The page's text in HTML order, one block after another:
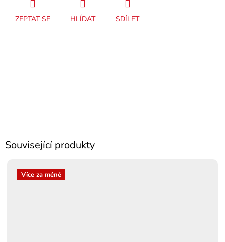
ZEPTAT SE HLÍDAT SDÍLET
Související produkty
Více za méně